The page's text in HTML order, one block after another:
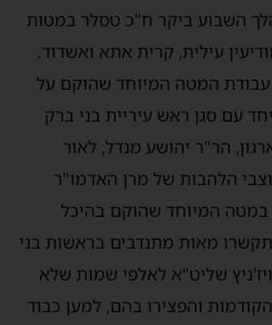
השבוע ביקר ח"כ טסלר במטות
עילית, קרית אתא ואשדוד.
עבודת המטה המיוחד שהוקם על
יחד עם סגן ראש עיריית בני ברק
הר"ר יהושע מנדל, לאור
הלהבות של מרן האדמו"ר
במטה המיוחד שהוקם בהיכל
מאות מתנדבים בראשות בני
שליט"א לאלפי שמות שלא
והפצירו בהם, למען כבוד